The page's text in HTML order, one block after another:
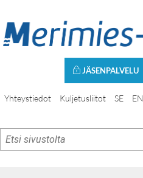
JÄSENPALVELU
Yhteystiedot Kuljetusliitot SE EN